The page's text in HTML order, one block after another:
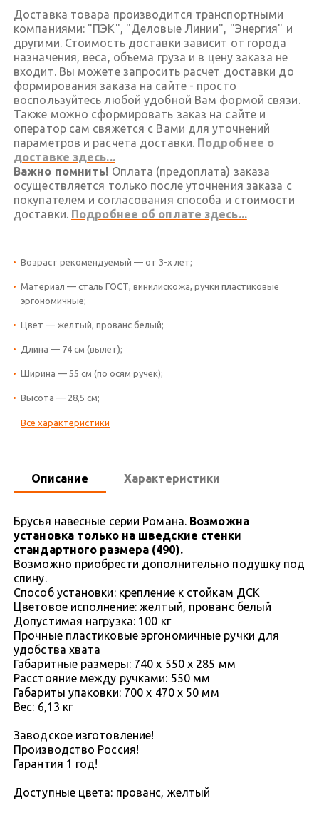
Доставка товара производится транспортными
компаниями: "ПЭК", "Деловые Линии", "Энергия" и
другими. Стоимость доставки зависит от города
назначения, веса, объема груза и в цену заказа не
входит. Вы можете запросить расчет доставки до
формирования заказа на сайте - просто
воспользуйтесь любой удобной Вам формой связи.
Также можно сформировать заказ на сайте и
оператор сам свяжется с Вами для уточнений
параметров и расчета доставки. Подробнее о
доставке здесь...
Важно помнить! Оплата (предоплата) заказа
осуществляется только после уточнения заказа с
покупателем и согласования способа и стоимости
доставки. Подробнее об оплате здесь...
Возраст рекомендуемый — от 3-х лет;
Материал — сталь ГОСТ, винилискожа, ручки пластиковые
эргономичные;
Цвет — желтый, прованс белый;
Длина — 74 см (вылет);
Ширина — 55 см (по осям ручек);
Высота — 28,5 см;
Все характеристики
Описание Характеристики
Брусья навесные серии Романа. Возможна
установка только на шведские стенки
стандартного размера (490).
Возможно приобрести дополнительно подушку под
спину.
Способ установки: крепление к стойкам ДСК
Цветовое исполнение: желтый, прованс белый
Допустимая нагрузка: 100 кг
Прочные пластиковые эргономичные ручки для
удобства хвата
Габаритные размеры: 740 x 550 x 285 мм
Расстояние между ручками: 550 мм
Габариты упаковки: 700 х 470 х 50 мм
Вес: 6,13 кг
Заводское изготовление!
Производство Россия!
Гарантия 1 год!
Доступные цвета: прованс, желтый